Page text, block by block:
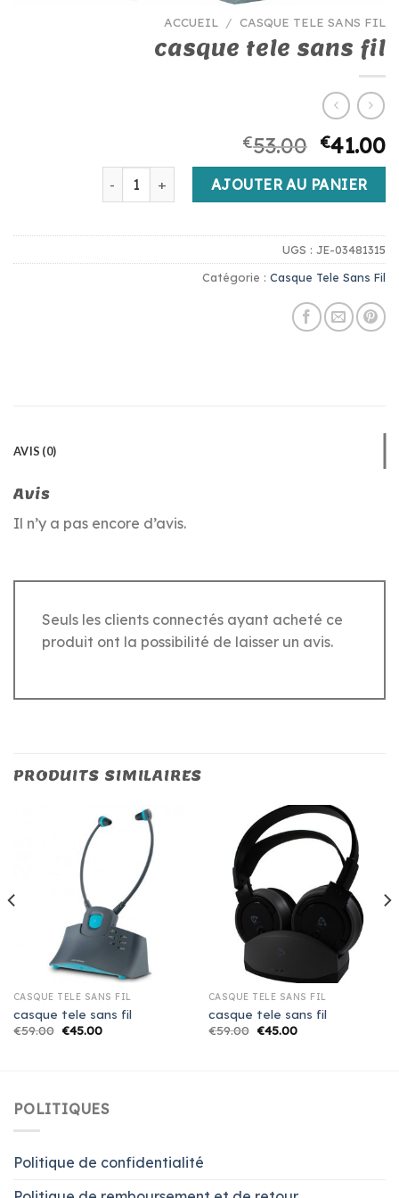
ACCUEIL / CASQUE TELE SANS FIL
casque tele sans fil
€53.00 €41.00
quantité de casque tele sans fil
AJOUTER AU PANIER
UGS : JE-03481315
Catégorie : Casque Tele Sans Fil
AVIS (0)
Avis
Il n’y a pas encore d’avis.
Seuls les clients connectés ayant acheté ce
produit ont la possibilité de laisser un avis.
PRODUITS SIMILAIRES
CASQUE TELE SANS FIL
casque tele sans fil
€59.00 €45.00
CASQUE TELE SANS FIL
casque tele sans fil
€59.00 €45.00
POLITIQUES
Politique de confidentialité